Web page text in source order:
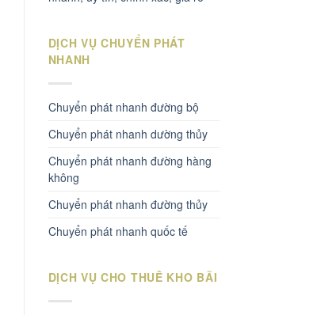
DỊCH VỤ CHUYỂN PHÁT
NHANH
Chuyển phát nhanh đường bộ
Chuyển phát nhanh dường thủy
Chuyển phát nhanh đường hàng
không
Chuyển phát nhanh đường thủy
Chuyển phát nhanh quốc tế
DỊCH VỤ CHO THUÊ KHO BÃI